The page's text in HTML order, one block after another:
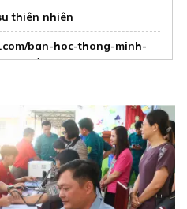
thiên nhiên
ban-hoc-thong-minh-
gu/
tóc nam đẹp
miễn dịchgiá tốt
lưngHoMedics